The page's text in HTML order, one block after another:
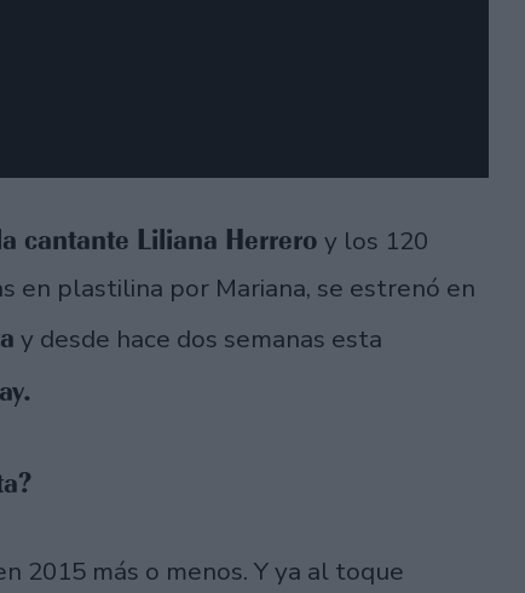
cantante Liliana Herrero y los 120
en plastilina por Mariana, se estrenó en
y desde hace dos semanas esta
2015 más o menos. Y ya al toque